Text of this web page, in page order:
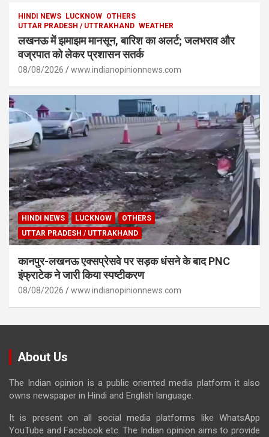
HINDI NEWS LUCKNOW OTHERS
UTTAR PRADESH / UTTRAKHAND WEATHER
लखनऊ में झमाझम मानसून, बारिश का अलर्ट; जलभराव और
वज्रपात को लेकर प्रशासन सतर्क
08/08/2026 www.indianopinionnews.com
HINDI NEWS LUCKNOW
OTHERS
UTTAR PRADESH / UTTRAKHAND
कानपुर-लखनऊ एक्सप्रेसवे पर सड़क धंसने के बाद PNC
इंफ्राटेक ने जारी किया स्पष्टीकरण
08/08/2026 www.indianopinionnews.com
About Us
The Indian opinion is a public oriented media platform it also
owns newspaper in Hindi and English language.
It is present on all social media platforms like WhatsApp
YouTube and Facebook etc. The Indian opinion aims to provide